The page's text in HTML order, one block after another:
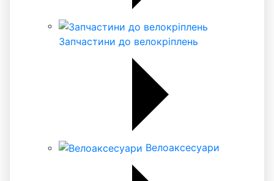
Запчастини до велокріплень
Велоаксесуари